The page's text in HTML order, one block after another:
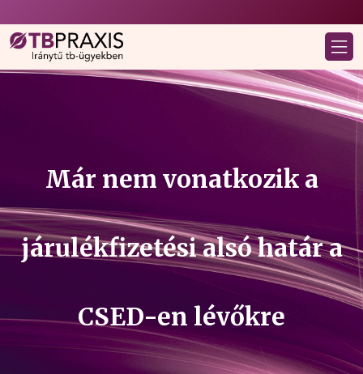
Már nem vonatkozik a
járulékfizetési alsó határ a
CSED-en lévőkre